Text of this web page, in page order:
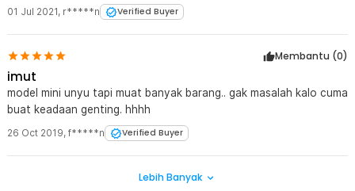
compartemen aja. ya lumayan.
01 Jul 2021, r*****n Verified Buyer
Membantu (0)
imut
model mini unyu tapi muat banyak barang.. gak masalah kalo cuma
buat keadaan genting. hhhh
26 Oct 2019, f*****n Verified Buyer
Lebih Banyak